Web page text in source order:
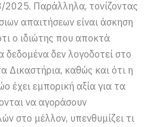
Παράλληλα, τονίζοντας
απαιτήσεων είναι άσκηση
ο ιδιώτης που αποκτά
δεν λογοδοτεί στο
Δικαστήρια, καθώς και ότι η
έχει εμπορική αξία για τα
να αγοράσουν
στο μέλλον, υπενθυμίζει τι